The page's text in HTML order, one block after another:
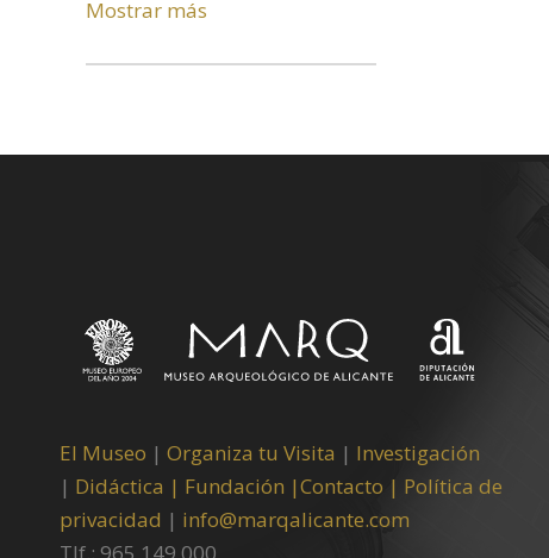
Mostrar más
El Museo | Organiza tu Visita | Investigación
| Didáctica | Fundación |Contacto | Política de
privacidad | info@marqalicante.com
Tlf.: 965 149 000